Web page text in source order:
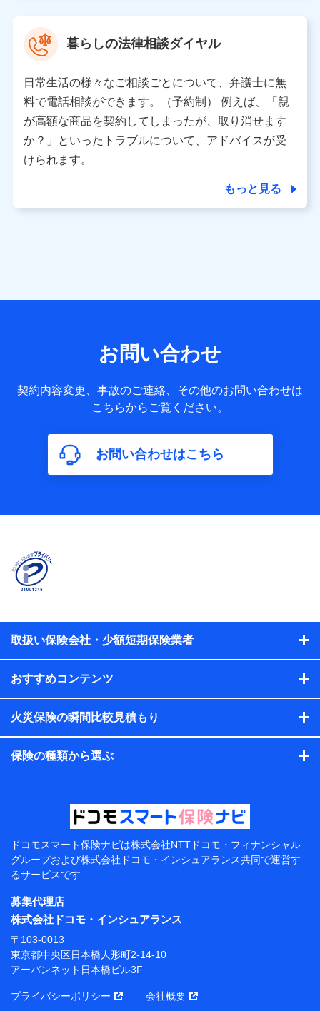
氏名、電話番号、メールアドレス、お客さまの識別子、属
性、連絡先、dポイントサービスのご利用に関する情報。例
として、dポイントカード番号、性別、年齢、家族構成、住
所、dポイント残高、dポイント利用履歴などが含まれます。
利用情報
当社又は株式会社NTTドコモが提供する各種サービスなどの
ご契約・ご利用などに関する情報。例として、当社又は株式
会社NTTドコモが提供する各種サービスのご契約状態・ご利
用履歴インターネット利用時の行動に関する情報、アプリケ
ーション利用時の行動に関する情報、購入されたサービスや
当社又は株式会社NTTドコモが提供する保険関連サービスに
送信履歴などの情報）が含まれます。
約に関する情報。例として、保険契約者及び被保険者の氏
名、住所、生年月日、性別、保険契約者と被保険者の関係、
保険加入の目的、保険商品の内容、保険料、保険料のお支払
年数などの情報、ペットの種類や年齢などの情報などが含ま
れます。
【共同して利用する者の範囲】
株式会社NTTドコモ
当社又は株式会社NTTドコモが提供する保険関連サービスに
おけるユーザ登録受付および管理のため
当社又は株式会社NTTドコモと取引のあるもしくは委託を受
れらに付帯、関連する当社、株式会社NTTドコモおよび提携
会社のサービスを案内、提供するため
析して、お客さまの趣味・嗜好・傾向に応じたサービス・商
各種セミナーの開催のため
コンサルティングサービスの実施のため
アンケートやキャンペーン等の実施のため
上記に係る案内・手続き・管理等付帯業務を行うため
当該個人データを取り扱う各共同利用者（詳細は次のと
東京都千代田区永田町2丁目11番1号 山王パークタワー
株式会社NTTドコモ 代表取締役社長 前田 義晃
東京都中央区日本橋人形町2-14-10 アーバンネット日
本橋ビル 3F
長 吉村 忠義
※ 当社および株式会社NTTドコモは、お客さまの情報
ソナルデータ憲章」に定める行動原則を順守します 。
暮らしの法律相談ダイヤル
日常生活の様々なご相談ごとについて、弁護士に無
料で電話相談ができます。（予約制） 例えば、「親
が高額な商品を契約してしまったが、取り消せます
か？」といったトラブルについて、アドバイスが受
けられます。
もっと見る
お問い合わせ
契約内容変更、事故のご連絡、その他のお問い合わせは
こちらからご覧ください。
お問い合わせはこちら
取扱い保険会社・少額短期保険業者
おすすめコンテンツ
火災保険の瞬間比較見積もり
保険の種類から選ぶ
ドコモスマート保険ナビは株式会社NTTドコモ・フィナンシャル
グループおよび株式会社ドコモ・インシュアランス共同で運営す
るサービスです
募集代理店
株式会社ドコモ・インシュアランス
〒103-0013
東京都中央区日本橋人形町2-14-10
アーバンネット日本橋ビル3F
プライバシーポリシー 会社概要